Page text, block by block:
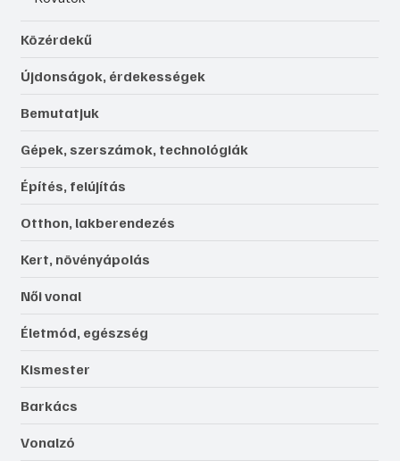
Közérdekű
Újdonságok, érdekességek
Bemutatjuk
Gépek, szerszámok, technológiák
Építés, felújítás
Otthon, lakberendezés
Kert, növényápolás
Női vonal
Életmód, egészség
Kismester
Barkács
Vonalzó